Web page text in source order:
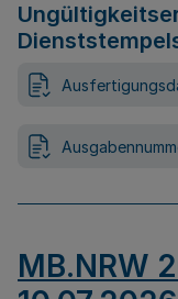
MB.NRW